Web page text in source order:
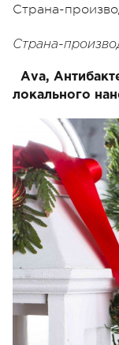
Страна-
Страна-
Аva,
локального